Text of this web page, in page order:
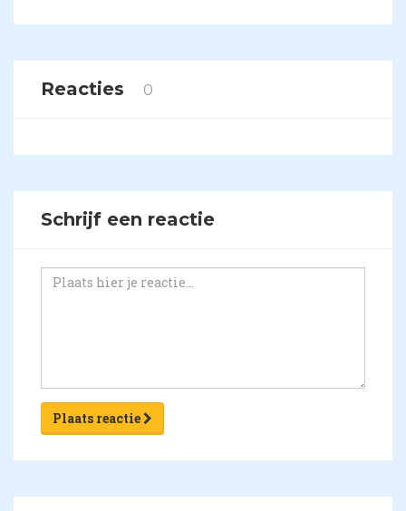
Reacties 0
Schrijf een reactie
Plaats reactie